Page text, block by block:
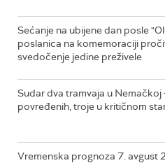
Sećanje na ubijene dan posle
poslanica na komemoraciji
svedočenje jedine preživele
Sudar dva tramvaja u Nemačkoj
povređenih, troje u kritičnom
Vremenska prognoza 7. avgust